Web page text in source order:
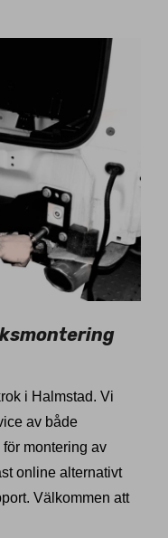
i Halmstad. Vi
av både
montering av
online alternativt
Välkommen att